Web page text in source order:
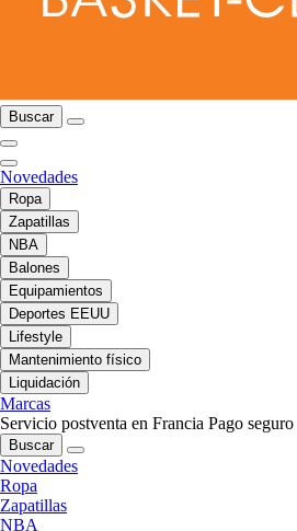
Buscar
Novedades
Ropa
Zapatillas
NBA
Balones
Equipamientos
Deportes EEUU
Lifestyle
Mantenimiento físico
Liquidación
Marcas
Servicio postventa en Francia Pago seguro
Buscar
Novedades
Ropa
Zapatillas
NBA